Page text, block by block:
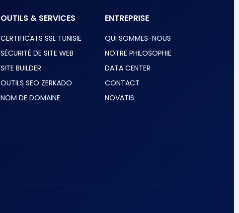
OUTILS & SERVICES
CERTIFICATS SSL TUNISIE
SÉCURITÉ DE SITE WEB
SITE BUILDER
OUTILS SEO ZERKADO
NOM DE DOMAINE
ENTREPRISE
QUI SOMMES-NOUS
NOTRE PHILOSOPHIE
DATA CENTER
CONTACT
NOVATIS